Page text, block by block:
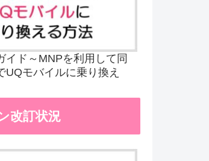
イド～MNPを利用して同
UQモバイルに乗り換え
改訂状況